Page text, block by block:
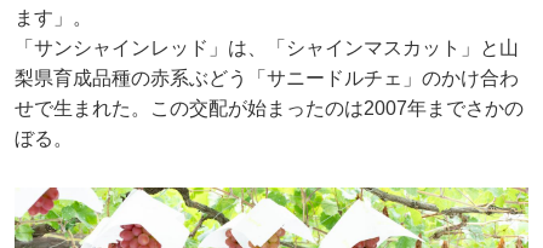
ます」。
「サンシャインレッド」は、「シャインマスカット」と山
梨県育成品種の赤系ぶどう「サニードルチェ」のかけ合わ
せで生まれた。この交配が始まったのは2007年までさかの
ぼる。